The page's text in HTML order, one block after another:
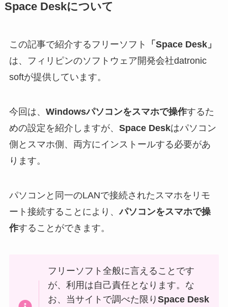
Space Deskについて
この記事で紹介するフリーソフト
「Space Desk」
は、フィリピンのソフトウェア開発会社datronic
softが提供しています。
今回は、 Windowsパソコンをスマホで操作するた
めの設定を紹介しますが、 Space Deskはパソコン
側とスマホ側、両方にインストールする必要があ
ります。
パソコンと同一のLANで接続されたスマホをリモ
ート接続することにより、パソコンをスマホで操
作することができます。
フリーソフト全般に言えることです
が、利用は自己責任となります。な
お、当サイトで調べた限りSpace Desk